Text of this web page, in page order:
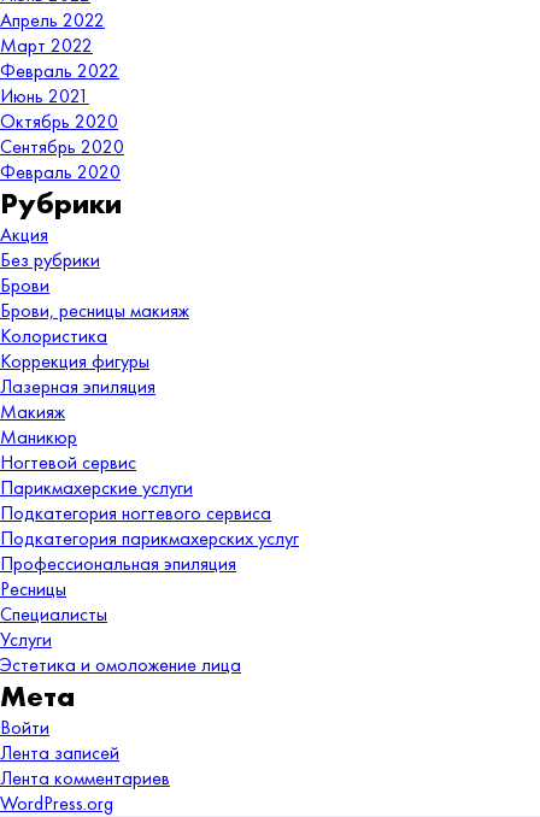
Апрель 2022
Март 2022
Февраль 2022
Июнь 2021
Октябрь 2020
Сентябрь 2020
Февраль 2020
Рубрики
Акция
Без рубрики
Брови
Брови, ресницы макияж
Колористика
Коррекция фигуры
Лазерная эпиляция
Макияж
Маникюр
Ногтевой сервис
Парикмахерские услуги
Подкатегория ногтевого сервиса
Подкатегория парикмахерских услуг
Профессиональная эпиляция
Ресницы
Специалисты
Услуги
Эстетика и омоложение лица
Мета
Войти
Лента записей
Лента комментариев
WordPress.org